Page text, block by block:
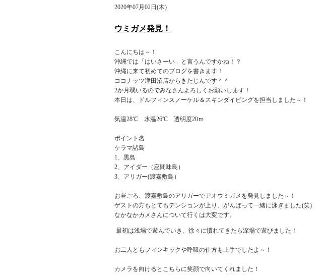
2020年07月02日(木)
ウミガメ発見！
こんにちは～！
沖縄では「はいさーい」と言うんですかね！？
沖縄に来て初めてのブログを書きます！
ココナッツ津田沼店からきたじんです＾＾
2か月弱いるのでみなさんよろしくお願いします！
本日は、ドルフィンスノーケル＆スキンダイビングを担当しました～！
気温28℃ 水温26℃ 透明度20ｍ
ポイント名
ケラマ諸島
1、黒島
2、アイダー（座間味島）
3、アリガー(渡嘉敷島）
お昼ごろ、渡嘉敷島のアリガーでアオウミガメを発見しました～！
ゲストの方もとてもテンションが上り、がんばって一緒に泳ぎました(笑)
なかなかカメさんについて行くは大変です。
最初は浅場で遊んでいき、徐々に慣れてきたら深場で遊びました！
お二人ともフィンキックや呼吸の仕方も上手でしたよ～！
カメラを向けるとこちらに笑顔で向いてくれました！